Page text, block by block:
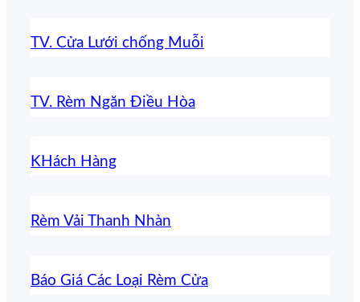
TV. Cửa Lưới chống Muỗi
TV. Rèm Ngăn Điều Hòa
KHách Hàng
Rèm Vải Thanh Nhàn
Báo Giá Các Loại Rèm Cửa